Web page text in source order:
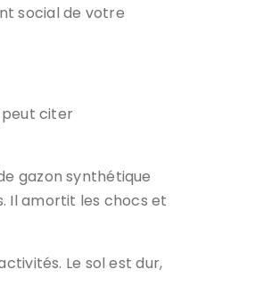
social de votre
peut citer
gazon synthétique
Il amortit les chocs et
Le sol est dur,